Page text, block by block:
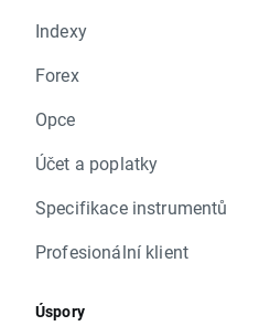
Indexy
Forex
Opce
Účet a poplatky
Specifikace instrumentů
Profesionální klient
Úspory